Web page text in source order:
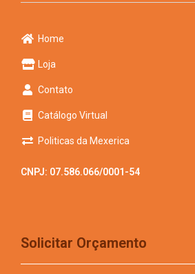
Home
Loja
Contato
Catálogo Virtual
Politicas da Mexerica
CNPJ: 07.586.066/0001-54
Solicitar Orçamento